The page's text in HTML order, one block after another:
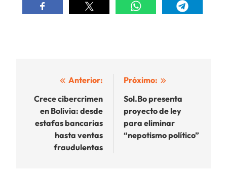
Navegación
de
entradas
Anterior:
Crece cibercrimen
en Bolivia: desde
estafas bancarias
hasta ventas
fraudulentas
Próximo:
Sol.Bo presenta
proyecto de ley
para eliminar
“nepotismo político”